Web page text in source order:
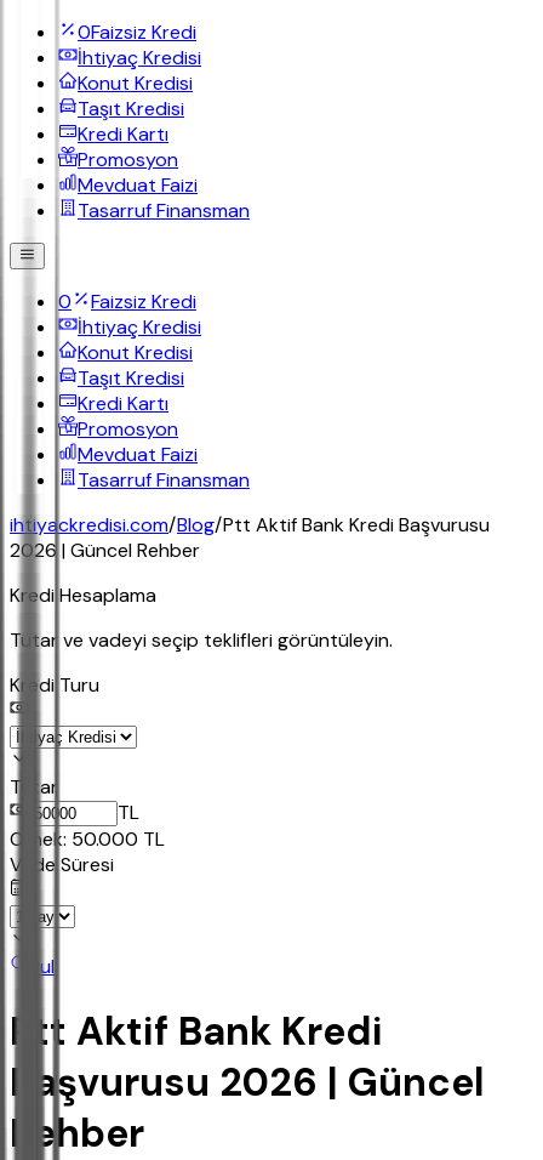
0Faizsiz Kredi
İhtiyaç Kredisi
Konut Kredisi
Taşıt Kredisi
Kredi Kartı
Promosyon
Mevduat Faizi
Tasarruf Finansman
0
Faizsiz Kredi
İhtiyaç Kredisi
Konut Kredisi
Taşıt Kredisi
Kredi Kartı
Promosyon
Mevduat Faizi
Tasarruf Finansman
ihtiyackredisi.com/Blog/Ptt Aktif Bank Kredi Başvurusu
2026 | Güncel Rehber
Kredi Hesaplama
Tutar ve vadeyi seçip teklifleri görüntüleyin.
Kredi Turu
Tutar
TL
Ornek: 50.000 TL
Vade Süresi
Bul
Ptt Aktif Bank Kredi
Başvurusu 2026 | Güncel
Rehber